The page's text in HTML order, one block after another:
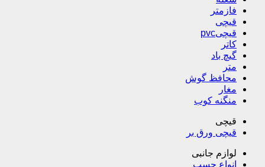
فازمتر
قیچی
قیچیpvc
کاتر
گیچ باد
متر
محافظ گوش
مغار
منگنه کوب
قیچی
قیچی ورق بر
لوازم جانبی
انواع چسب